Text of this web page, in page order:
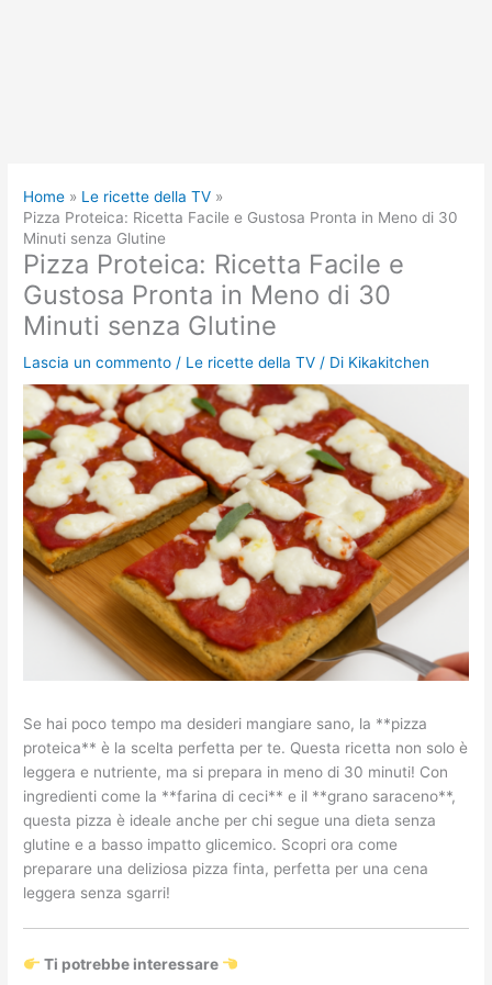
Home
Le ricette della TV
Pizza Proteica: Ricetta Facile e Gustosa Pronta in Meno di 30
Minuti senza Glutine
Pizza Proteica: Ricetta Facile e
Gustosa Pronta in Meno di 30
Minuti senza Glutine
Lascia un commento / Le ricette della TV / Di Kikakitchen
Se hai poco tempo ma desideri mangiare sano, la **pizza
proteica** è la scelta perfetta per te. Questa ricetta non solo è
leggera e nutriente, ma si prepara in meno di 30 minuti! Con
ingredienti come la **farina di ceci** e il **grano saraceno**,
questa pizza è ideale anche per chi segue una dieta senza
glutine e a basso impatto glicemico. Scopri ora come
preparare una deliziosa pizza finta, perfetta per una cena
leggera senza sgarri!
Ti potrebbe interessare